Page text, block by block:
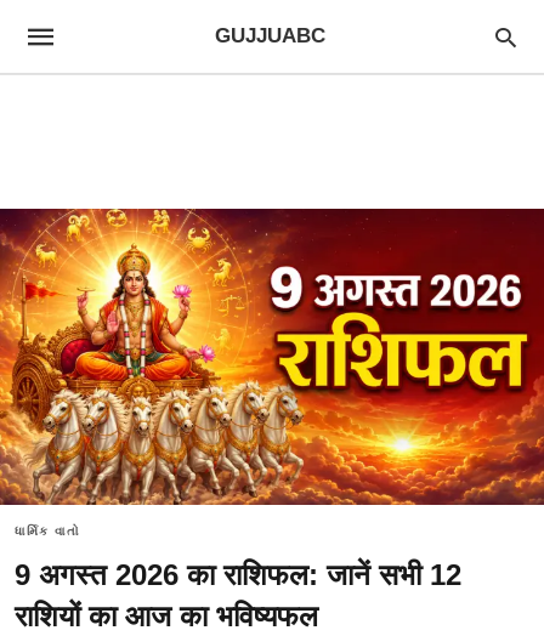
GUJJUABC
ધાર્મિક વાતો
9 अगस्त 2026 का राशिफल: जानें सभी 12
राशियों का आज का भविष्यफल